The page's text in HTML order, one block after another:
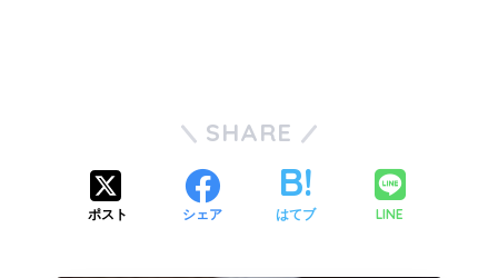
SHARE
ポスト シェア はてブ LINE